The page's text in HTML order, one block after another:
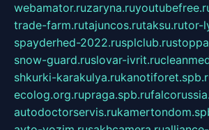
webamator.ruzaryna.ru
trade-farm.rutajuncos.rutaksu.rutor-
spayderhed-2022.rusplclub.ru
snow-guard.ruslovar-ivrit.ru
shkurki-karakulya.ru
ecolog.org.rupraga.spb.ru
autodoctorservis.ru